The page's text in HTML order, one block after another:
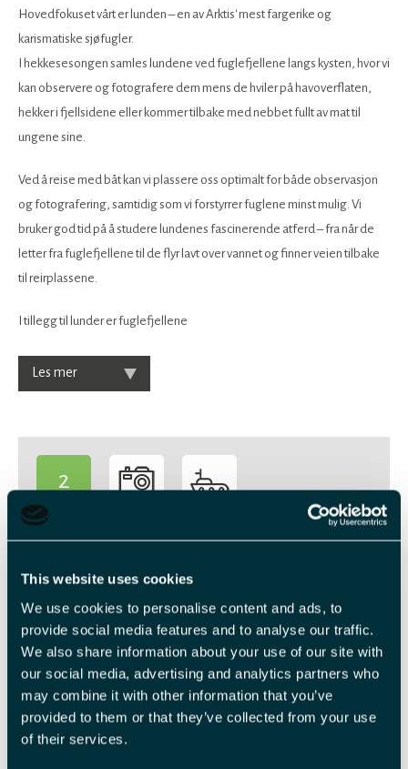
This website uses cookies
We use cookies to personalise content and ads, to
provide social media features and to analyse our traffic.
We also share information about your use of our site with
our social media, advertising and analytics partners who
may combine it with other information that you’ve
provided to them or that they’ve collected from your use
of their services.
Hovedfokuset vårt er lunden – en av Arktis' mest fargerike og
karismatiske sjøfugler.
I hekkesesongen samles lundene ved fuglefjellene langs kysten, hvor vi
kan observere og fotografere dem mens de hviler på havoverflaten,
hekker i fjellsidene eller kommer tilbake med nebbet fullt av mat til
ungene sine.
Ved å reise med båt kan vi plassere oss optimalt for både observasjon
og fotografering, samtidig som vi forstyrrer fuglene minst mulig. Vi
bruker god tid på å studere lundenes fascinerende atferd – fra når de
letter fra fuglefjellene til de flyr lavt over vannet og finner veien tilbake
til reirplassene.
I tillegg til lunder er fuglefjellene
Les mer
2
Veiledende priser
Billettype Billettavgift
Voksen NOK 3 500,00 pr. person
Med forbehold om prisendringer.